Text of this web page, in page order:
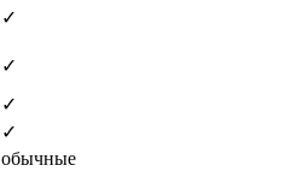
✓
✓
✓
✓
обычные